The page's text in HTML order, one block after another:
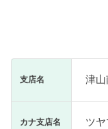
支店名 津
カナ支店名 ツヤ